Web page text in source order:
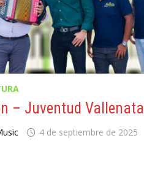
– Juventud Vallenata
4 de septiembre de 2025